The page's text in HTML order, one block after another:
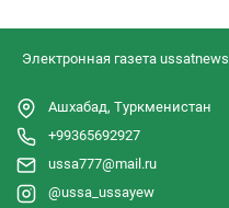
Электронная газета
Ашхабад, Туркменистан
+99365692927
ussa777@mail.ru
@ussa_ussayew